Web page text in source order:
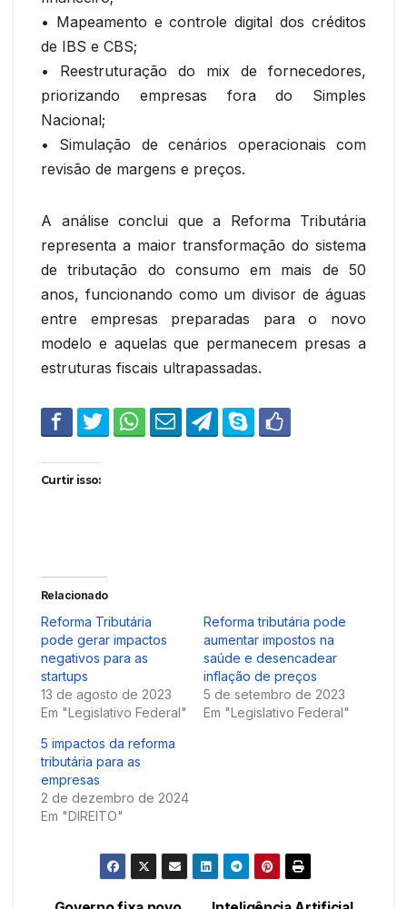
• Mapeamento e controle digital dos créditos
de IBS e CBS;
• Reestruturação do mix de fornecedores,
priorizando empresas fora do Simples
Nacional;
• Simulação de cenários operacionais com
revisão de margens e preços.
A análise conclui que a Reforma Tributária
representa a maior transformação do sistema
de tributação do consumo em mais de 50
anos, funcionando como um divisor de águas
entre empresas preparadas para o novo
modelo e aquelas que permanecem presas a
estruturas fiscais ultrapassadas.
Curtir isso:
Relacionado
Reforma Tributária
pode gerar impactos
negativos para as
startups
13 de agosto de 2023
Em "Legislativo Federal"
Reforma tributária pode
aumentar impostos na
saúde e desencadear
inflação de preços
5 de setembro de 2023
Em "Legislativo Federal"
5 impactos da reforma
tributária para as
empresas
2 de dezembro de 2024
Em "DIREITO"